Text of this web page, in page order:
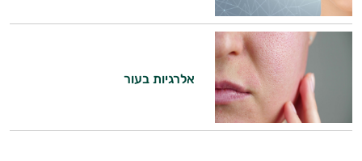
אלרגיות בעור
אישיות מבוססות מדעית.
זה הזמן להתחיל. איך אוכל לעזור?